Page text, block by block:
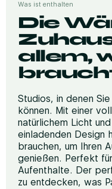
Was ist enthalten
Die
allem,
Studios, in denen
können. Mit einer
natürlichem Licht
einladenden Design
brauchen, um Ihren
genießen. Perfekt
Aufenthalte. Der
zu entdecken, was